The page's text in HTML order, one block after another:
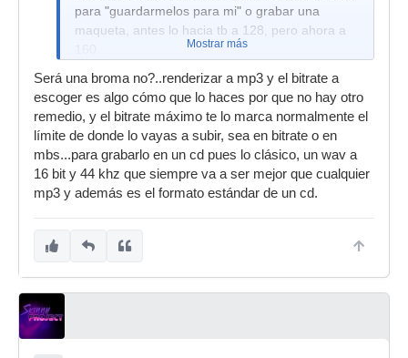
para "guardarmelos para mi" o grabar una
maqueta, antes lo hacia tb a 128, pero ahora a
no contemplaba la posibilidad de renderizar a
wav....
Mostrar más
Será una broma no?..renderizar a mp3 y el bitrate a
escoger es algo cómo que lo haces por que no hay otro
remedio, y el bitrate máximo te lo marca normalmente el
límite de donde lo vayas a subir, sea en bitrate o en
mbs...para grabarlo en un cd pues lo clásico, un wav a
16 bit y 44 khz que siempre va a ser mejor que cualquier
mp3 y además es el formato estándar de un cd.